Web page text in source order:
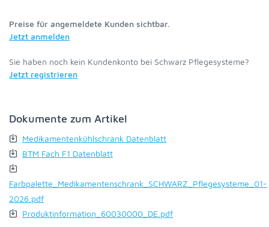
Preise für angemeldete Kunden sichtbar.
Jetzt anmelden
Sie haben noch kein Kundenkonto bei Schwarz Pflegesysteme?
Jetzt registrieren
Dokumente zum Artikel
Medikamentenkühlschrank Datenblatt
BTM Fach F1 Datenblatt
Farbpalette_Medikamentenschrank_SCHWARZ_Pflegesysteme_01-
2026.pdf
Produktinformation_60030000_DE.pdf